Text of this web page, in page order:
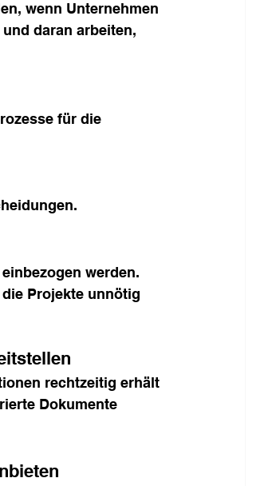
wenn Unternehmen
daran arbeiten,
für die
werden.
Projekte unnötig
rechtzeitig erhält
Dokumente